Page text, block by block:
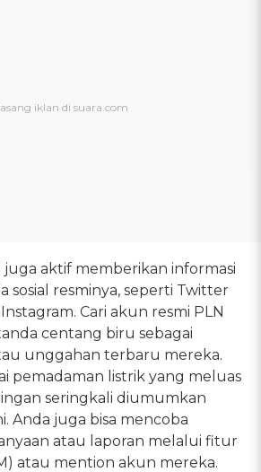
juga aktif memberikan informasi
sosial resminya, seperti Twitter
Cari akun resmi PLN
centang biru sebagai
unggahan terbaru mereka.
pemadaman listrik yang meluas
seringkali diumumkan
Anda juga bisa mencoba
atau laporan melalui fitur
atau mention akun mereka.